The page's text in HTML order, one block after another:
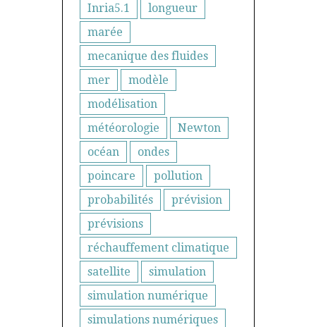
Inria5.1
longueur
marée
mecanique des fluides
mer
modèle
modélisation
météorologie
Newton
océan
ondes
poincare
pollution
probabilités
prévision
prévisions
réchauffement climatique
satellite
simulation
simulation numérique
simulations numériques